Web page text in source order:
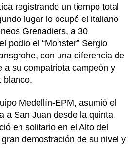
registrando un tiempo total
lugar lo ocupó el italiano
Grenadiers, a 30
podio el “Monster” Sergio
con una diferencia de
a su compatriota campeón y
blanco.
Medellín-EPM, asumió el
a San Juan desde la quinta
en solitario en el Alto del
demostración de su nivel y